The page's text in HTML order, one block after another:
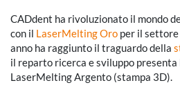
CADdent ha rivoluzionato il mondo
con il LaserMelting Oro per il settore
anno ha raggiunto il traguardo della
il reparto ricerca e sviluppo presenta
LaserMelting Argento (stampa 3D).